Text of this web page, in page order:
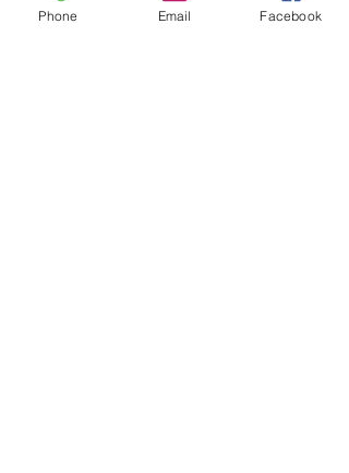
Phone Email Facebook